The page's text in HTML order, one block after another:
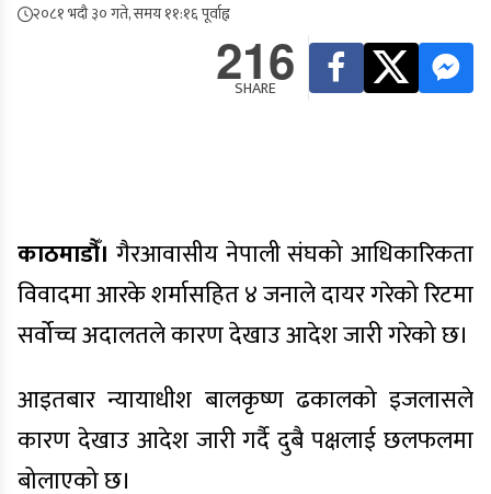
२०८१ भदौ ३० गते, समय ११:१६ पूर्वाह्न
216
SHARE
काठमाडौँ। गैरआवासीय नेपाली संघको आधिकारिकता
विवादमा आरके शर्मासहित ४ जनाले दायर गरेको रिटमा
सर्वोच्च अदालतले कारण देखाउ आदेश जारी गरेको छ।
आइतबार न्यायाधीश बालकृष्ण ढकालको इजलासले
कारण देखाउ आदेश जारी गर्दै दुबै पक्षलाई छलफलमा
बोलाएको छ।